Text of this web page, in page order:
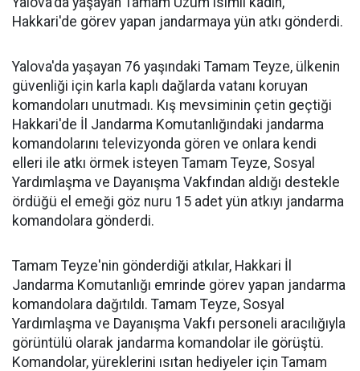
Hakkari'de görev yapan jandarmaya yün atkı gönderdi.
Yalova'da yaşayan 76 yaşındaki Tamam Teyze, ülkenin
güvenliği için karla kaplı dağlarda vatanı koruyan
komandoları unutmadı. Kış mevsiminin çetin geçtiği
Hakkari'de İl Jandarma Komutanlığındaki jandarma
komandolarını televizyonda gören ve onlara kendi
elleri ile atkı örmek isteyen Tamam Teyze, Sosyal
Yardımlaşma ve Dayanışma Vakfından aldığı destekle
ördüğü el emeği göz nuru 15 adet yün atkıyı jandarma
komandolara gönderdi.
Tamam Teyze'nin gönderdiği atkılar, Hakkari İl
Jandarma Komutanlığı emrinde görev yapan jandarma
komandolara dağıtıldı. Tamam Teyze, Sosyal
Yardımlaşma ve Dayanışma Vakfı personeli aracılığıyla
görüntülü olarak jandarma komandolar ile görüştü.
Komandolar, yüreklerini ısıtan hediyeler için Tamam